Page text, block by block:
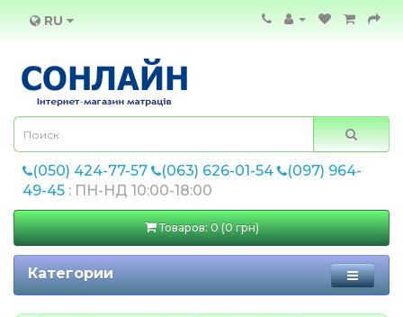
RU
(050) 424-77-57 (063) 626-01-54
(097) 964-
49-45 : ПН-НД 10:00-18:00
Товаров: 0 (0 грн)
Категории